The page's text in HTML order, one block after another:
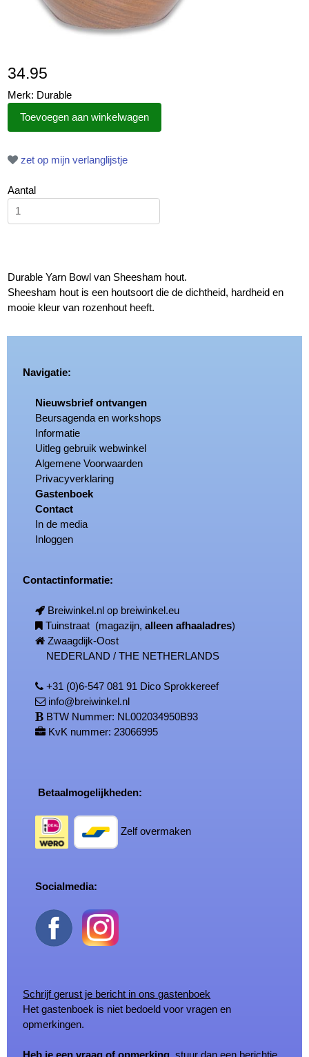
34.95
Merk: Durable
zet op mijn verlanglijstje
Aantal
Durable Yarn Bowl van Sheesham hout.
Sheesham hout is een houtsoort die de dichtheid, hardheid en
mooie kleur van rozenhout heeft.
Navigatie:
Nieuwsbrief ontvangen
Beursagenda en workshops
Informatie
Uitleg gebruik webwinkel
Algemene Voorwaarden
Privacyverklaring
Gastenboek
Contact
In de media
Inloggen
Contactinformatie:
Breiwinkel.nl op breiwinkel.eu
Tuinstraat (magazijn,alleen afhaaladres)
Zwaagdijk-Oost
NEDERLAND / THE NETHERLANDS
+31 (0)6-547 081 91 Dico Sprokkereef
info@breiwinkel.nl
BTW Nummer: NL002034950B93
KvK nummer: 23066995
Betaalmogelijkheden:
Zelf overmaken
Socialmedia:
Schrijf gerust je bericht in ons gastenboek
Het gastenboek is niet bedoeld voor vragen en
opmerkingen.
Heb je een vraag of opmerking, stuur dan een berichtje